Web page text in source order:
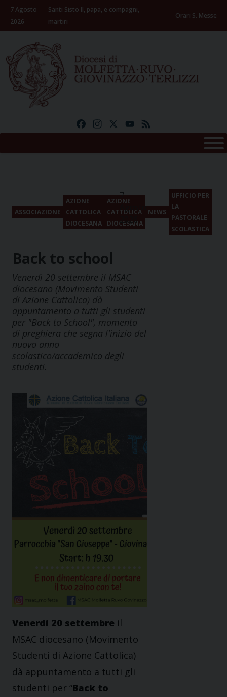
Skip
content
7 Agosto
2026
Santi Sisto II, papa, e compagni,
martiri
Orari S. Messe
FacebookInstagramYouTube
ASSOCIAZIONE
AZIONE
CATTOLICA
DIOCESANA
AZIONE
CATTOLICA
DIOCESANA
NEWS
UFFICIO PER
LA
PASTORALE
SCOLASTICA
7
Agosto
2026
Back to school
Venerdì 20 settembre il MSAC
diocesano (Movimento Studenti
di Azione Cattolica) dà
appuntamento a tutti gli studenti
per "Back to School", momento
di preghiera che segna l'inizio del
nuovo anno
scolastico/accademico degli
studenti.
Venerdì 20 settembre il
MSAC diocesano (Movimento
Studenti di Azione Cattolica)
dà appuntamento a tutti gli
studenti per “Back to